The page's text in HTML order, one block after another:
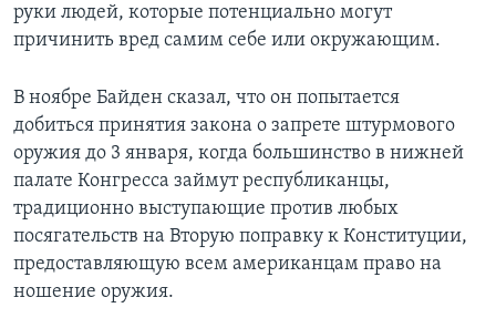
руки людей, которые потенциально могут
причинить вред самим себе или окружающим.
В ноябре Байден сказал, что он попытается
добиться принятия закона о запрете штурмового
оружия до 3 января, когда большинство в нижней
палате Конгресса займут республиканцы,
традиционно выступающие против любых
посягательств на Вторую поправку к Конституции,
предоставляющую всем американцам право на
ношение оружия.